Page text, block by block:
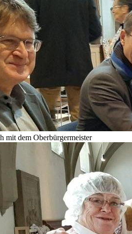
mit dem Oberbürgermeister